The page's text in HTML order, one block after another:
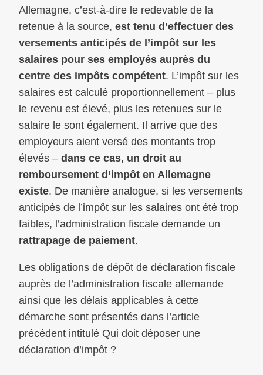
Allemagne, c’est-à-dire le redevable de la
retenue à la source, est tenu d’effectuer des
versements anticipés de l’impôt sur les
salaires pour ses employés auprès du
centre des impôts compétent. L’impôt sur les
salaires est calculé proportionnellement – plus
le revenu est élevé, plus les retenues sur le
salaire le sont également. Il arrive que des
employeurs aient versé des montants trop
élevés – dans ce cas, un droit au
remboursement d’impôt en Allemagne
existe. De manière analogue, si les versements
anticipés de l’impôt sur les salaires ont été trop
faibles, l’administration fiscale demande un
rattrapage de paiement.
Les obligations de dépôt de déclaration fiscale
auprès de l’administration fiscale allemande
ainsi que les délais applicables à cette
démarche sont présentés dans l’article
précédent intitulé Qui doit déposer une
déclaration d’impôt ?